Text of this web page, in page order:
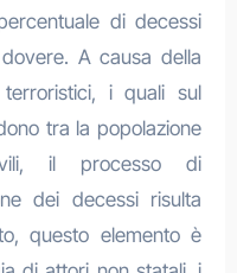
di decessi
A causa della
i quali sul
tra la popolazione
il processo di
dei decessi risulta
questo elemento è